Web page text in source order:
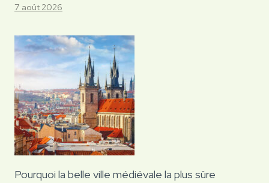
7 août 2026
Pourquoi la belle ville médiévale la plus sûre